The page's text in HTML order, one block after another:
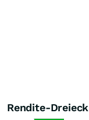
Rendite-Dreieck